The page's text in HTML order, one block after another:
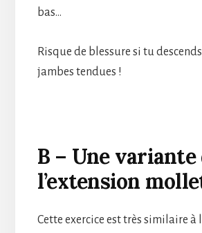
bas…
Risque de blessure si tu
jambes tendues !
B – Une variante
l’extension
Cette exercice est très similaire à